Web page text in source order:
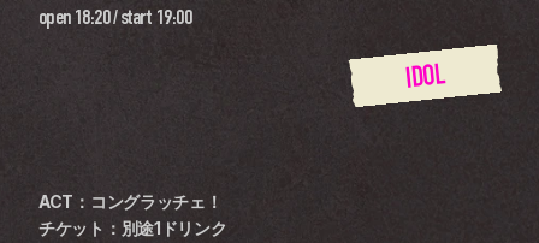
open 18:20 / start 19:00
IDOL
ACT：コングラッチェ！
チケット：別途1ドリンク